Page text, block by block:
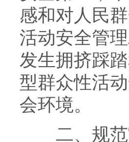
感和对人民
活动安全管
发生拥挤踩
型群众性活
会环境。
二、规范